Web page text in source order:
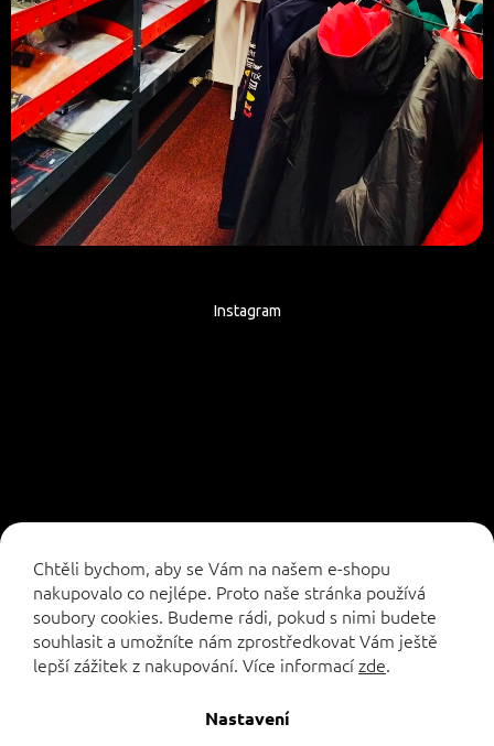
Chtěli bychom, aby se Vám na našem e-shopu
nakupovalo co nejlépe. Proto naše stránka používá
soubory cookies. Budeme rádi, pokud s nimi budete
souhlasit a umožníte nám zprostředkovat Vám ještě
lepší zážitek z nakupování. Více informacízde.
Nastavení
Instagram
Vytvořil Shoptet